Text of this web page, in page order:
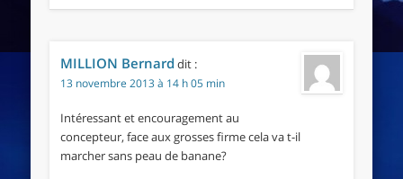
MILLION Bernarddit :
13 novembre 2013 à 14 h 05 min
Intéressant et encouragement au
concepteur, face aux grosses firme cela va t-il
marcher sans peau de banane?